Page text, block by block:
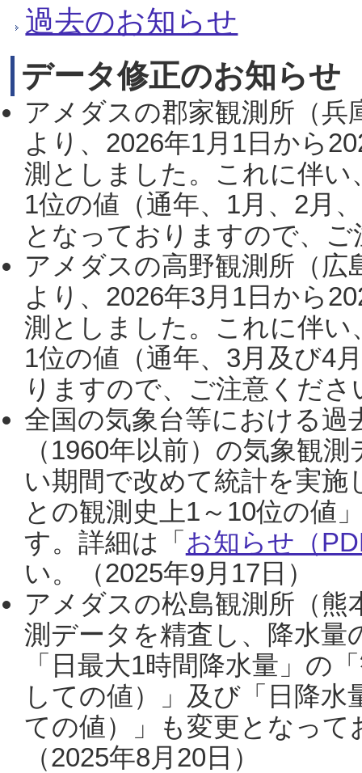
過去のお知らせ
データ修正のお知らせ
アメダスの郡家観測所（
より、2026年1月1日から
測としました。これに伴い
1位の値（通年、1月、2月
となっておりますので、
アメダスの高野観測所（
より、2026年3月1日から
測としました。これに伴い
1位の値（通年、3月及び4
りますので、ご注意くだ
全国の気象台等における過
（1960年以前）の気象観
い期間で改めて統計を実
との観測史上1～10位の値
す。詳細は「 お知らせ（
い。（2025年9月17日）
アメダスの松島観測所（熊
測データを精査し、降水
「日最大1時間降水量」の
しての値）」及び「日降
ての値）」も変更となっ
（2025年8月20日）